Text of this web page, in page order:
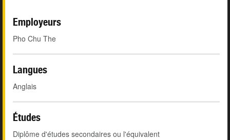
Employeurs
Pho Chu The
Langues
Anglais
Études
Diplôme d'études secondaires ou l'équivalent